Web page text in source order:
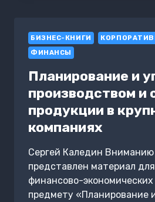
БИЗНЕС-КНИГИ
ФИНАНСЫ
Планирование и
производством и
продукции в
компаниях
Сергей Каледин Вниманию
представлен материал
финансово-
предмету «Планирование